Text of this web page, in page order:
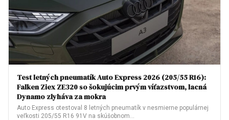
Test letných pneumatík Auto Express 2026 (205/55 R16):
Falken Ziex ZE320 so šokujúcim prvým víťazstvom, lacná
Dynamo zlyháva za mokra
Auto Express otestoval 8 letných pneumatík v nesmierne populárnej
veľkosti 205/55 R16 91V na skúšobnom…